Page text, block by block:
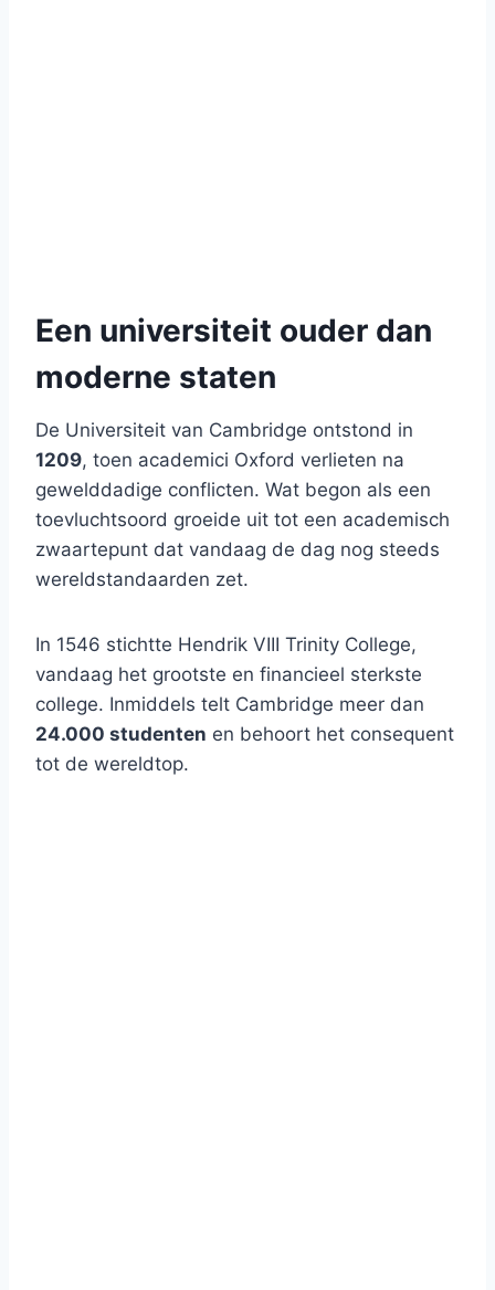
Een universiteit ouder dan
moderne staten
De Universiteit van Cambridge ontstond in
1209, toen academici Oxford verlieten na
gewelddadige conflicten. Wat begon als een
toevluchtsoord groeide uit tot een academisch
zwaartepunt dat vandaag de dag nog steeds
wereldstandaarden zet.
In 1546 stichtte Hendrik VIII Trinity College,
vandaag het grootste en financieel sterkste
college. Inmiddels telt Cambridge meer dan
24.000 studenten en behoort het consequent
tot de wereldtop.